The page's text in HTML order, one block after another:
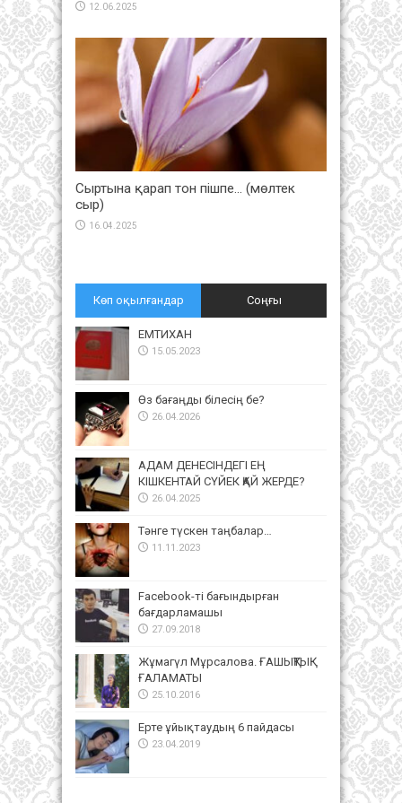
12.06.2025
Сыртына қарап тон пішпе… (мөлтек
сыр)
16.04.2025
Көп оқылғандар Соңғы
ЕМТИХАН
15.05.2023
Өз бағаңды білесің бе?
26.04.2026
АДАМ ДЕНЕСІНДЕГІ ЕҢ
КІШКЕНТАЙ СҮЙЕК ҚАЙ ЖЕРДЕ?
26.04.2025
Тәнге түскен таңбалар…
11.11.2023
Facebook-ті бағындырған
бағдарламашы
27.09.2018
Жұмагүл Мұрсалова. ҒАШЫҚТЫҚ
ҒАЛАМАТЫ
25.10.2016
Ерте ұйықтаудың 6 пайдасы
23.04.2019